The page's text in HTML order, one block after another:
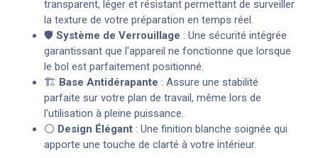
transparent, léger et résistant permettant de surveiller
la texture de votre préparation en temps réel.
🛡️ Système de Verrouillage : Une sécurité intégrée
garantissant que l'appareil ne fonctionne que lorsque
le bol est parfaitement positionné.
🏗️ Base Antidérapante : Assure une stabilité
parfaite sur votre plan de travail, même lors de
l'utilisation à pleine puissance.
⚪ Design Élégant : Une finition blanche soignée qui
apporte une touche de clarté à votre intérieur.